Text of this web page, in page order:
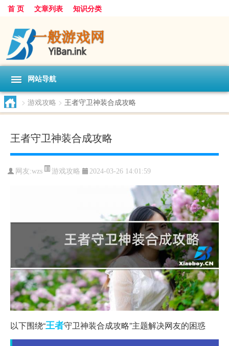
首 页 文章列表 知识分类
网站导航
> 游戏攻略 > 王者守卫神装合成攻略
王者守卫神装合成攻略
网友:wzs 游戏攻略 2024-03-26 14:01:59
以下围绕“王者守卫神装合成攻略”主题解决网友的困惑